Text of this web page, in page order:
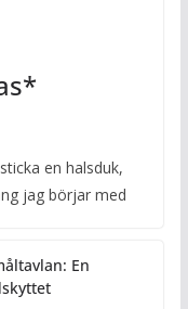
en halsduk,
jag börjar med
En